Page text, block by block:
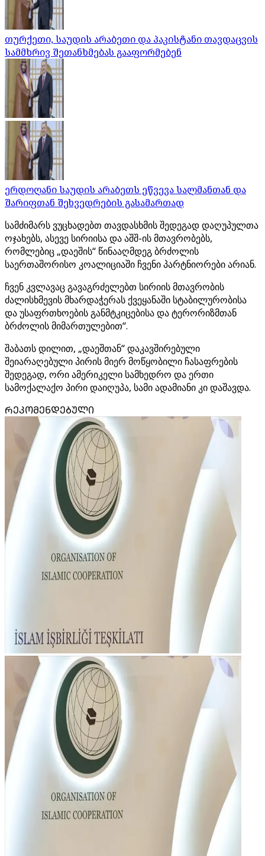
თურქეთი, საუდის არაბეთი და პაკისტანი თავდაცვის
სამმხრივ შეთანხმებას გააფორმებენ
ერდოღანი საუდის არაბეთს ეწვევა სალმანთან და
შარიფთან შეხვედრების გასამართად
სამძიმარს ვუცხადებთ თავდასხმის შედეგად დაღუპულთა
ოჯახებს, ასევე სირიისა და აშშ-ის მთავრობებს,
რომლებიც „დაეშის“ წინააღმდეგ ბრძოლის
საერთაშორისო კოალიციაში ჩვენი პარტნიორები არიან.
ჩვენ კვლავაც გავაგრძელებთ სირიის მთავრობის
ძალისხმევის მხარდაჭერას ქვეყანაში სტაბილურობისა
და უსაფრთხოების განმტკიცებისა და ტერორიზმთან
ბრძოლის მიმართულებით“.
შაბათს დილით, „დაეშთან“ დაკავშირებული
შეიარაღებული პირის მიერ მოწყობილი ჩასაფრების
შედეგად, ორი ამერიკელი სამხედრო და ერთი
სამოქალაქო პირი დაიღუპა, სამი ადამიანი კი დაშავდა.
ᲠᲔᲙᲝᲛᲔᲜᲓᲔᲑᲣᲚᲘ